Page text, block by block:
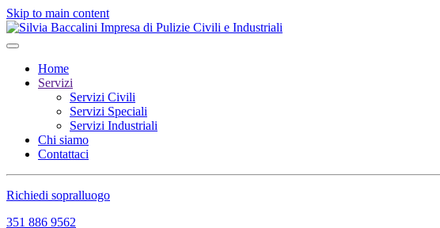
Skip to main content
Home
Servizi
Servizi Civili
Servizi Speciali
Servizi Industriali
Chi siamo
Contattaci
Richiedi sopralluogo
351 886 9562